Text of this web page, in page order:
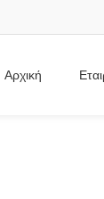
Αρχική